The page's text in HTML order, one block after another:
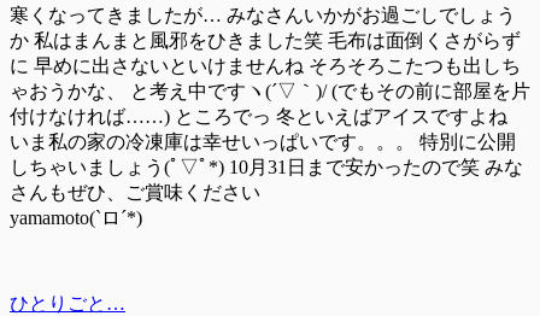
寒くなってきましたが… みなさんいかがお過ごしでしょう
か 私はまんまと風邪をひきました笑 毛布は面倒くさがらず
に 早めに出さないといけませんね そろそろこたつも出しち
ゃおうかな、 と考え中ですヽ(´▽｀)/ (でもその前に部屋を片
付けなければ……) ところでっ 冬といえばアイスですよね
いま私の家の冷凍庫は幸せいっぱいです。。。 特別に公開
しちゃいましょう(ﾟ▽ﾟ*) 10月31日まで安かったので笑 みな
さんもぜひ、ご賞味ください
yamamoto(`ロ´*)
ひとりごと…